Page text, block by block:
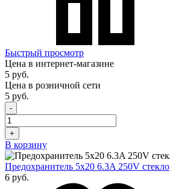
Быстрый просмотр
Цена в интернет-магазине
5 руб.
Цена в розничной сети
5 руб.
-
+
В корзину
Предохранитель 5x20 6.3A 250V стекло
6 руб.